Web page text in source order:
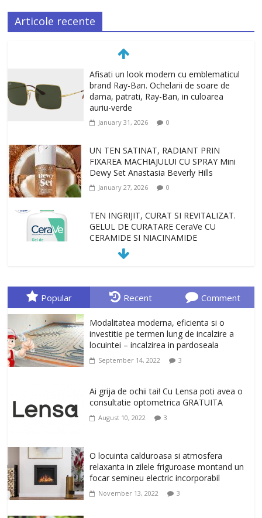
Articole recente
Afisati un look modern cu emblematicul
brand Ray-Ban. Ochelarii de soare de
dama, patrati, Ray-Ban, in culoarea
auriu-verde
January 31, 2026 0
UN TEN SATINAT, RADIANT PRIN
FIXAREA MACHIAJULUI CU SPRAY Mini
Dewy Set Anastasia Beverly Hills
January 27, 2026 0
TEN INGRIJIT, CURAT SI REVITALIZAT.
GELUL DE CURATARE CeraVe CU
CERAMIDE SI NIACINAMIDE
January 23, 2026
ori o provocare. Idei inedite, cadouri
originale, le puteti avea la Giftspot.ro,
alegere buna, Oglinda de baie cu mărire
și iluminare LED
February 20, 2026 0
un corp sanatos si armonios dezvoltat,
cu Flexor Fitness-dispozitiv pentru
tonifiere muschi
Un ten regenerat, fara riduri. Crema
antirid Ivatherm pentru o piele neteda si
elastica.
February 6, 2026 0
Popular Recent Comment
Modalitatea moderna, eficienta si o
investitie pe termen lung de incalzire a
locuintei – incalzirea in pardoseala
September 14, 2022 3
Ai grija de ochii tai! Cu Lensa poti avea o
consultatie optometrica GRATUITA
August 10, 2022 3
O locuinta calduroasa si atmosfera
relaxanta in zilele friguroase montand un
focar semineu electric incorporabil
November 13, 2022 3